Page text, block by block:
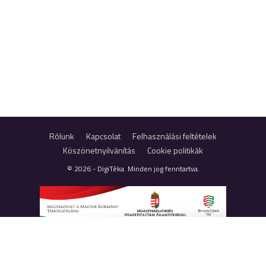
Rólunk Kapcsolat
Felhasználási feltételek
Köszönetnyilvánítás
Cookie politikák
© 2026 - DigiTéka. Minden jog fenntartva.